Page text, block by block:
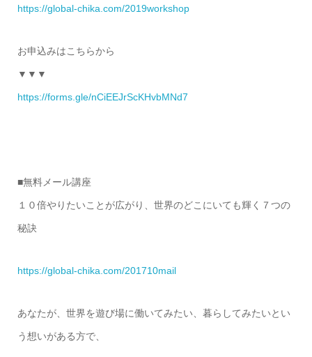
https://global-chika.com/2019workshop
お申込みはこちらから
▼▼▼
https://forms.gle/nCiEEJrScKHvbMNd7
■無料メール講座
１０倍やりたいことが広がり、世界のどこにいても輝く７つの
秘訣
https://global-chika.com/201710mail
あなたが、世界を遊び場に働いてみたい、暮らしてみたいとい
う想いがある方で、